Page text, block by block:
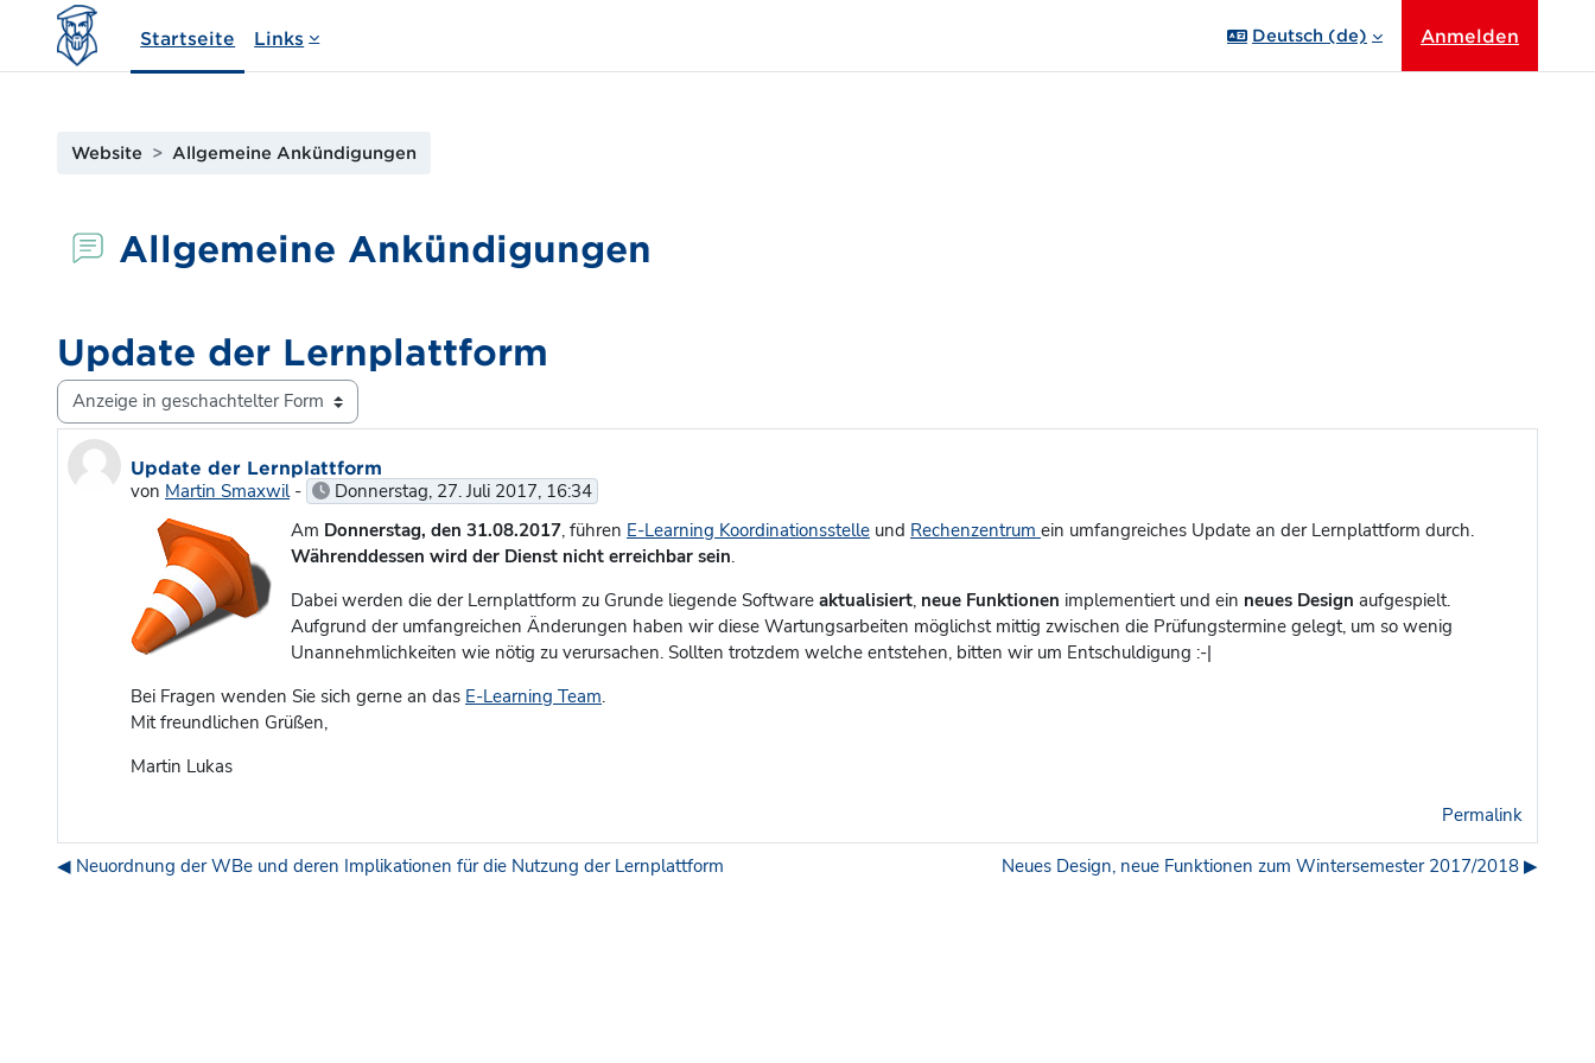
Zum Hauptinhalt
Startseite Links Deutsch ‎(de)‎ Anmelden
Website Allgemeine Ankündigungen
Allgemeine Ankündigungen
Update der Lernplattform
Anzeigemodus
Update der Lernplattform
von Martin Smaxwil- Donnerstag, 27. Juli 2017, 16:34
Am Donnerstag, den 31.08.2017, führen E-Learning Koordinationsstelle und Rechenzentrum ein umfangreiches Update an der Lernplattform durch.
Währenddessen wird der Dienst nicht erreichbar sein.
Dabei werden die der Lernplattform zu Grunde liegende Software aktualisiert, neue Funktionen implementiert und ein neues Design aufgespielt.
Aufgrund der umfangreichen Änderungen haben wir diese Wartungsarbeiten möglichst mittig zwischen die Prüfungstermine gelegt, um so wenig
Unannehmlichkeiten wie nötig zu verursachen. Sollten trotzdem welche entstehen, bitten wir um Entschuldigung :-|
Bei Fragen wenden Sie sich gerne an das E-Learning Team.
Mit freundlichen Grüßen,
Martin Lukas
Permalink
◀︎ Neuordnung der WBe und deren Implikationen für die Nutzung der Lernplattform Neues Design, neue Funktionen zum Wintersemester 2017/2018 ▶︎